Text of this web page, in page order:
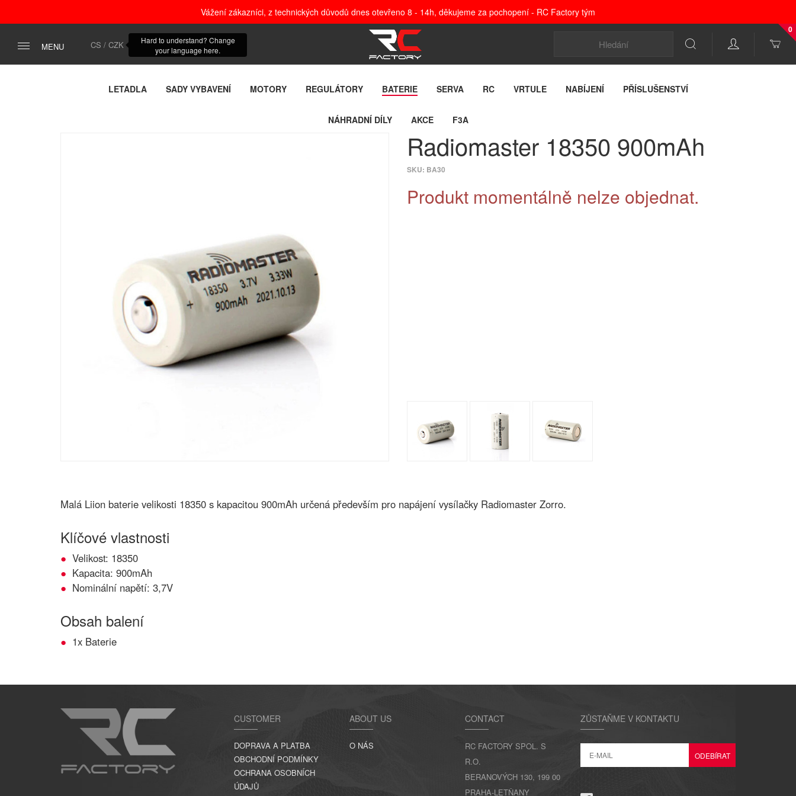
Vážení zákazníci, z technických důvodů dnes otevřeno 8 - 14h, děkujeme za pochopení - RC Factory tým
MENU CS / CZK
Hard to understand? Change
your language here.
0
LETADLA SADY VYBAVENÍ MOTORY REGULÁTORY BATERIE SERVA RC VRTULE NABÍJENÍ PŘÍSLUŠENSTVÍ
NÁHRADNÍ DÍLY AKCE F3A
Radiomaster 18350 900mAh
SKU: BA30
Produkt momentálně nelze objednat.
Malá Liion baterie velikosti 18350 s kapacitou 900mAh určená především pro napájení vysílačky Radiomaster Zorro.
Klíčové vlastnosti
Velikost: 18350
Kapacita: 900mAh
Nominální napětí: 3,7V
Obsah balení
1x Baterie
CUSTOMER
DOPRAVA A PLATBA
OBCHODNÍ PODMÍNKY
OCHRANA OSOBNÍCH
ÚDAJŮ
ABOUT US
O NÁS
CONTACT
RC FACTORY SPOL. S
R.O.
BERANOVÝCH 130, 199 00
PRAHA-LETŇANY
ZŮSTAŇME V KONTAKTU